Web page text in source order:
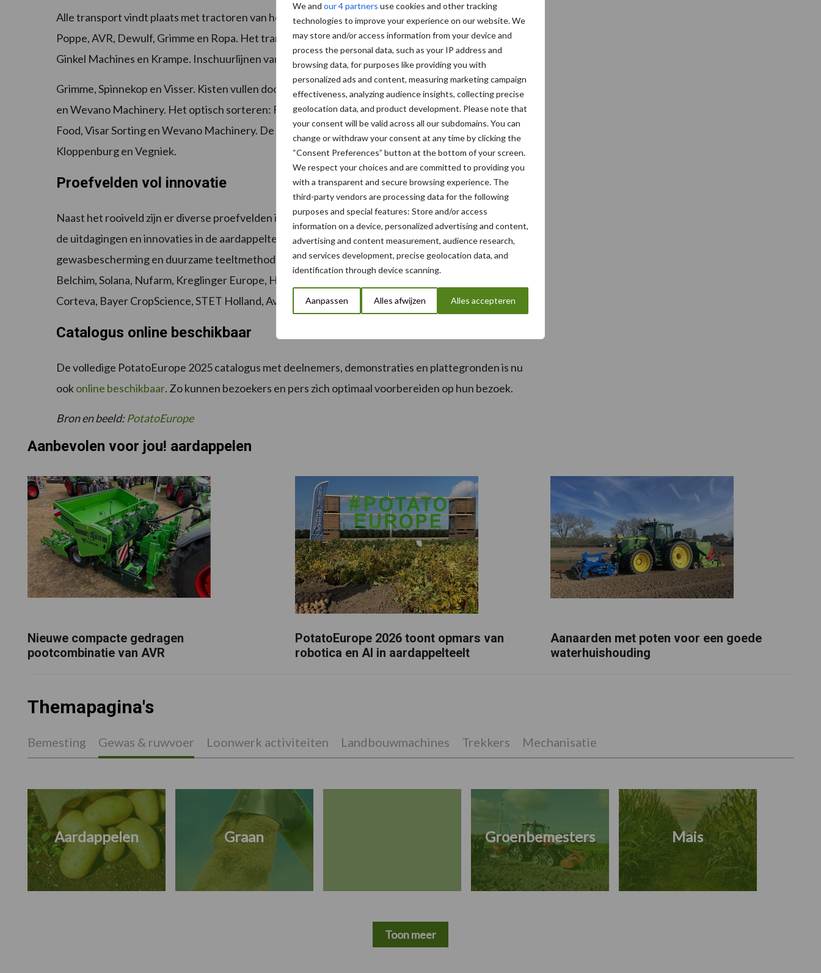
We and our 4 partners use cookies and other tracking
technologies to improve your experience on our website. We
may store and/or access information from your device and
process the personal data, such as your IP address and
browsing data, for purposes like providing you with
personalized ads and content, measuring marketing campaign
effectiveness, analyzing audience insights, collecting precise
geolocation data, and product development. Please note that
your consent will be valid across all our subdomains. You can
change or withdraw your consent at any time by clicking the
“Consent Preferences” button at the bottom of your screen.
We respect your choices and are committed to providing you
with a transparent and secure browsing experience. The
third-party vendors are processing data for the following
purposes and special features: Store and/or access
information on a device, personalized advertising and content,
advertising and content measurement, audience research,
and services development, precise geolocation data, and
identification through device scanning.
Aanpassen Alles afwijzen Alles accepteren
Alle transport vindt plaats met tractoren van het merk Case-IH. Het rooien vindt plaats door: Agri-
Poppe, AVR, Dewulf, Grimme en Ropa. Het transport in trailers door: Beco, Brettmeister, Joskin, Van
Ginkel Machines en Krampe. Inschuurlijnen van: AVR, Bijlsma Hercules, Dewulf,
Grimme, Spinnekop en Visser. Kisten vullen door: AVR, Dewulf, Grimme, Mechatec, VHM Machinery
en Wevano Machinery. Het optisch sorteren: Flikweert Vision, MecSistem, TechNature, Tomra
Food, Visar Sorting en Wevano Machinery. De demonstratie looftrekken is in de handen van: Andela,
Kloppenburg en Vegniek.
Proefvelden vol innovatie
Naast het rooiveld zijn er diverse proefvelden ingericht die bezoekers een actueel beeld geven van
de uitdagingen en innovaties in de aardappelteelt: van rassenontwikkeling en bemesting tot
gewasbescherming en duurzame teeltmethoden. Deelnemende bedrijven zijn: Soiltech, Certis
Belchim, Solana, Nufarm, Kreglinger Europe, HZPC, BASF, Restrain, Agrico, Schaap Holland B.V.,
Corteva, Bayer CropScience, STET Holland, Averis en Bionext.
Catalogus online beschikbaar
De volledige PotatoEurope 2025 catalogus met deelnemers, demonstraties en plattegronden is nu
ookonline beschikbaar. Zo kunnen bezoekers en pers zich optimaal voorbereiden op hun bezoek.
Bron en beeld:PotatoEurope
Aanbevolen voor jou! aardappelen
Nieuwe compacte gedragen
pootcombinatie van AVR
PotatoEurope 2026 toont opmars van
robotica en AI in aardappelteelt
Aanaarden met poten voor een goede
waterhuishouding
Themapagina's
Bemesting Gewas & ruwvoer Loonwerk activiteiten Landbouwmachines Trekkers Mechanisatie
Aardappelen Graan Groenbemesters Mais
Toon meer